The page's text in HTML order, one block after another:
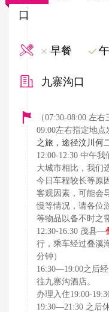
钱升级住宿）
口
早餐
九寨沟口
（07:30-08:00 左
09:00左右指定地点
之旅，途径汶川何
12:00-12:30 中午
大城市相比，我们
今日车程较长等原
客观因素，可能会
慢等情况，请各位
等物品以备不时之
12:30-16:30 茂县—
行，乘车经过叠溪
分钟）
16:30—19:00之后
往九寨沟酒店。
办理入住19:00-
19:30—21:30 之后休